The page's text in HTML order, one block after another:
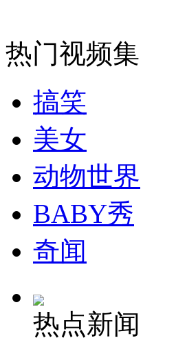
纽约上演“枕头大战”
司机酒驾遇交警 急速倒车逃窜
热门视频集
搞笑
美女
动物世界
BABY秀
奇闻
热点新闻